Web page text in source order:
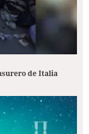
de Italia